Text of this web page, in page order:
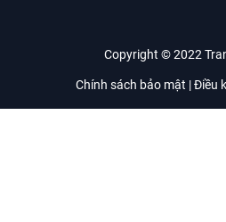
Copyright © 2022
Chính sách bảo mật | Điều